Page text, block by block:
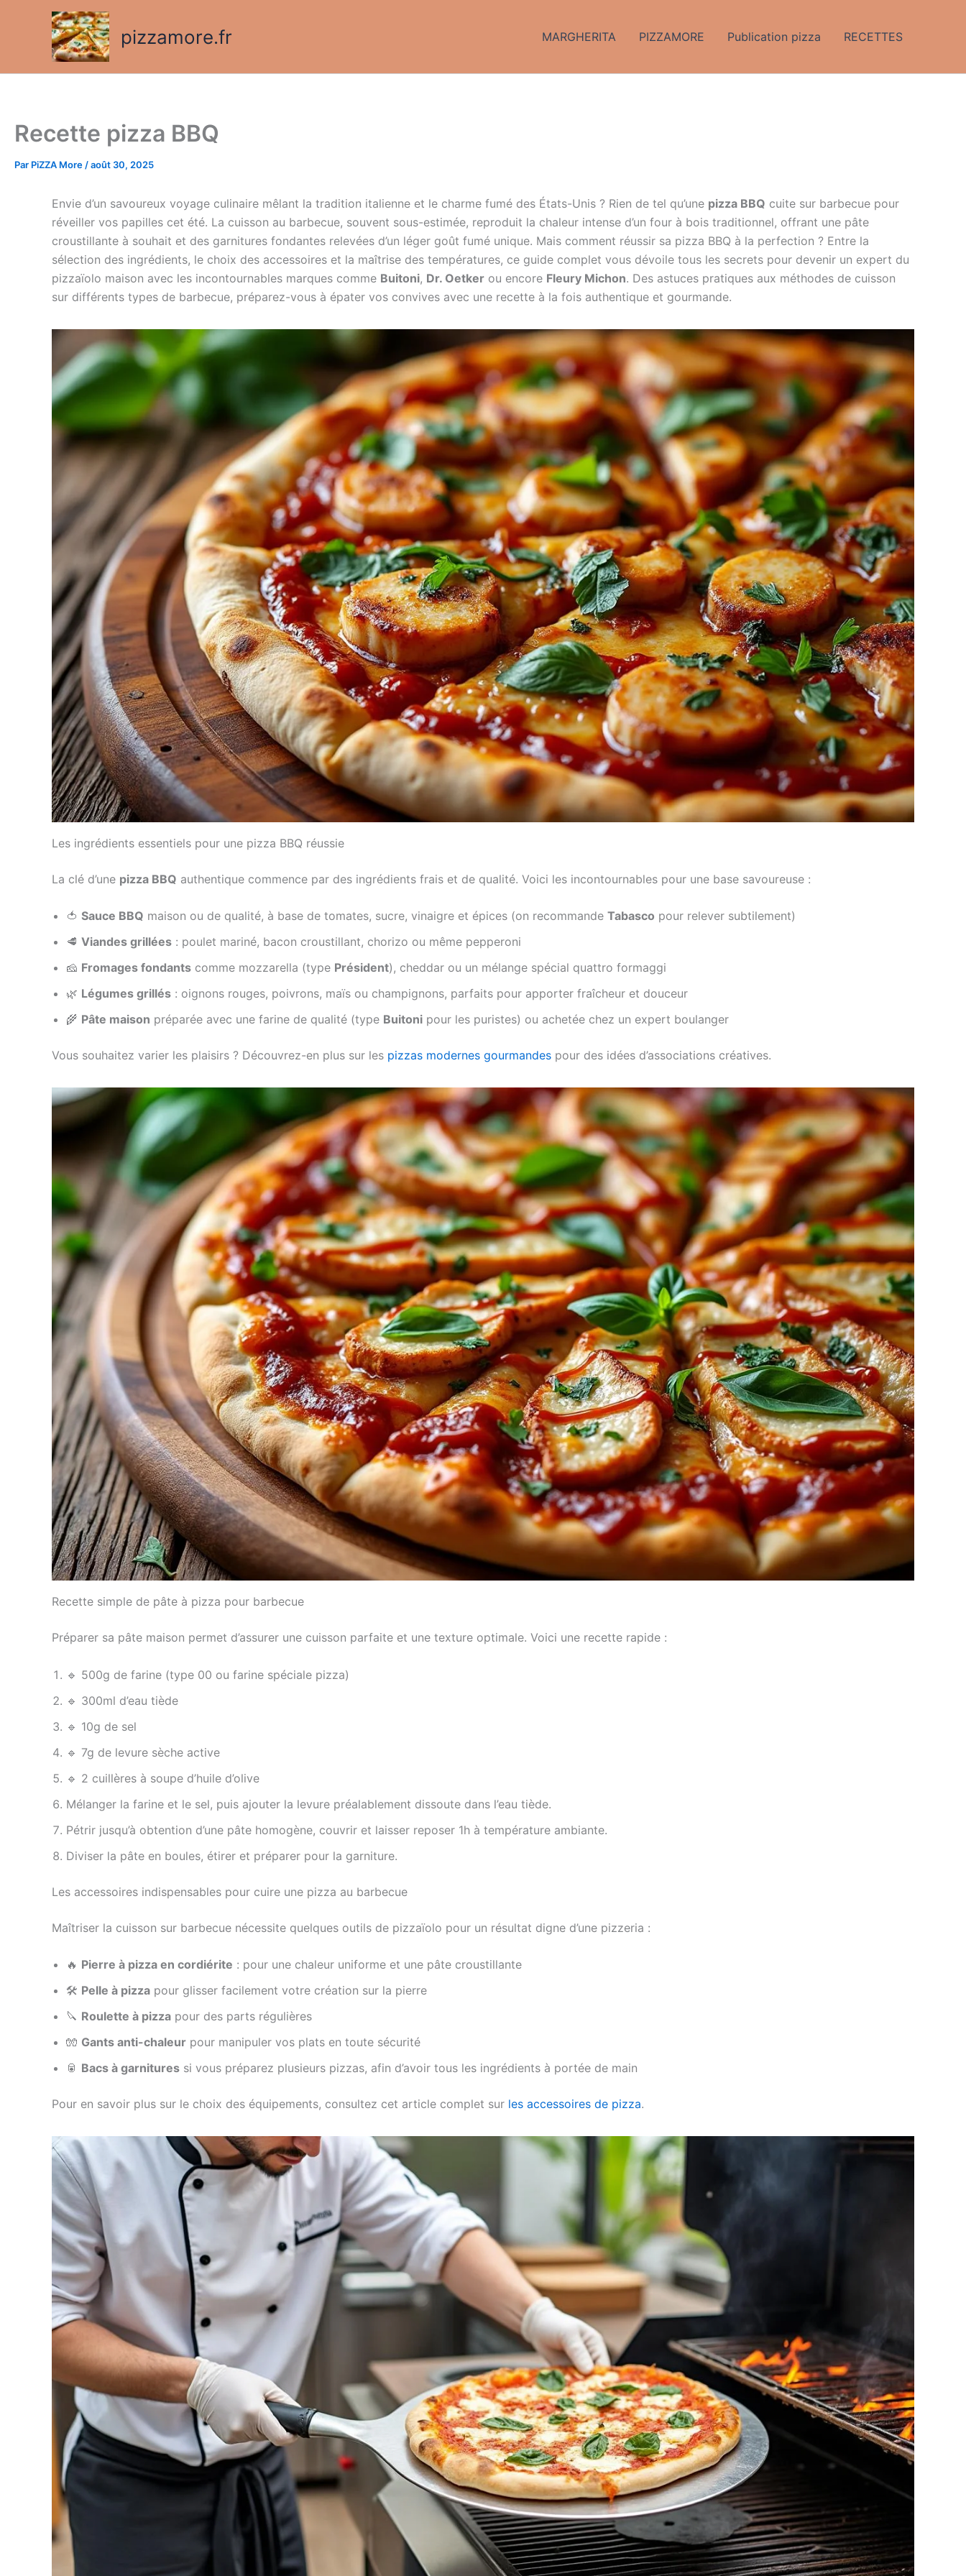
pizzamore.fr MARGHERITA PIZZAMORE Publication pizza RECETTES
Recette pizza BBQ
Par PiZZA More /août 30, 2025
Envie d’un savoureux voyage culinaire mêlant la tradition italienne et le charme fumé des États-Unis ? Rien de tel qu’une pizza BBQ cuite sur barbecue pour
réveiller vos papilles cet été. La cuisson au barbecue, souvent sous-estimée, reproduit la chaleur intense d’un four à bois traditionnel, offrant une pâte
croustillante à souhait et des garnitures fondantes relevées d’un léger goût fumé unique. Mais comment réussir sa pizza BBQ à la perfection ? Entre la
sélection des ingrédients, le choix des accessoires et la maîtrise des températures, ce guide complet vous dévoile tous les secrets pour devenir un expert du
pizzaïolo maison avec les incontournables marques comme Buitoni, Dr. Oetker ou encore Fleury Michon. Des astuces pratiques aux méthodes de cuisson
sur différents types de barbecue, préparez-vous à épater vos convives avec une recette à la fois authentique et gourmande.
Les ingrédients essentiels pour une pizza BBQ réussie
La clé d’une pizza BBQ authentique commence par des ingrédients frais et de qualité. Voici les incontournables pour une base savoureuse :
🍅 Sauce BBQ maison ou de qualité, à base de tomates, sucre, vinaigre et épices (on recommande Tabasco pour relever subtilement)
🥩 Viandes grillées : poulet mariné, bacon croustillant, chorizo ou même pepperoni
🧀 Fromages fondants comme mozzarella (type Président), cheddar ou un mélange spécial quattro formaggi
🌿 Légumes grillés : oignons rouges, poivrons, maïs ou champignons, parfaits pour apporter fraîcheur et douceur
🌾 Pâte maison préparée avec une farine de qualité (type Buitoni pour les puristes) ou achetée chez un expert boulanger
Vous souhaitez varier les plaisirs ? Découvrez-en plus sur les pizzas modernes gourmandes pour des idées d’associations créatives.
Recette simple de pâte à pizza pour barbecue
Préparer sa pâte maison permet d’assurer une cuisson parfaite et une texture optimale. Voici une recette rapide :
🔹 500g de farine (type 00 ou farine spéciale pizza)
🔹 300ml d’eau tiède
🔹 10g de sel
🔹 7g de levure sèche active
🔹 2 cuillères à soupe d’huile d’olive
Mélanger la farine et le sel, puis ajouter la levure préalablement dissoute dans l’eau tiède.
Pétrir jusqu’à obtention d’une pâte homogène, couvrir et laisser reposer 1h à température ambiante.
Diviser la pâte en boules, étirer et préparer pour la garniture.
Les accessoires indispensables pour cuire une pizza au barbecue
Maîtriser la cuisson sur barbecue nécessite quelques outils de pizzaïolo pour un résultat digne d’une pizzeria :
🔥 Pierre à pizza en cordiérite : pour une chaleur uniforme et une pâte croustillante
🛠️ Pelle à pizza pour glisser facilement votre création sur la pierre
🔪 Roulette à pizza pour des parts régulières
🧤 Gants anti-chaleur pour manipuler vos plats en toute sécurité
🥫 Bacs à garnitures si vous préparez plusieurs pizzas, afin d’avoir tous les ingrédients à portée de main
Pour en savoir plus sur le choix des équipements, consultez cet article complet sur les accessoires de pizza.